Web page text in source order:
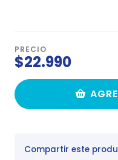
PRECIO
$22.990
Compartir este